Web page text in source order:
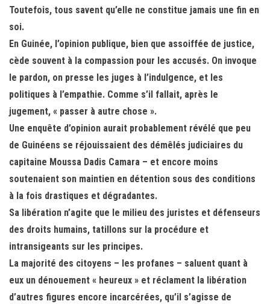
Toutefois, tous savent qu’elle ne constitue jamais une fin en
soi.
En Guinée, l’opinion publique, bien que assoiffée de justice,
cède souvent à la compassion pour les accusés. On invoque
le pardon, on presse les juges à l’indulgence, et les
politiques à l’empathie. Comme s’il fallait, après le
jugement, « passer à autre chose ».
Une enquête d’opinion aurait probablement révélé que peu
de Guinéens se réjouissaient des démêlés judiciaires du
capitaine Moussa Dadis Camara – et encore moins
soutenaient son maintien en détention sous des conditions
à la fois drastiques et dégradantes.
Sa libération n’agite que le milieu des juristes et défenseurs
des droits humains, tatillons sur la procédure et
intransigeants sur les principes.
La majorité des citoyens – les profanes – saluent quant à
eux un dénouement « heureux » et réclament la libération
d’autres figures encore incarcérées, qu’il s’agisse de